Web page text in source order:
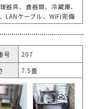
具、食器類、冷蔵庫、
LANケーブル、WiFi完備
号
207
7.5畳